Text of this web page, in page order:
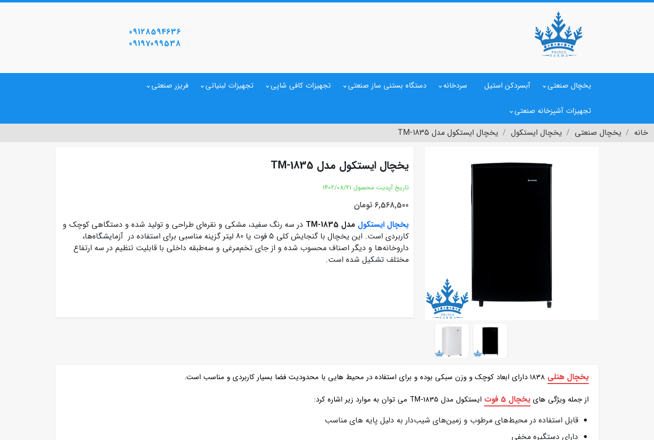
09128594636
09197099538
یخچال صنعتی آبسردکن استیل سردخانه دستگاه بستنی ساز صنعتی تجهیزات کافی شاپی تجهیزات لبنیاتی فریزر صنعتی
تجهیزات آشپزخانه صنعتی
خانه یخچال صنعتی یخچال ایستکول یخچال ایستکول مدل TM-1835
یخچال ایستکول مدل TM-1835
تاریخ آپدیت محصول 1402/08/21
6,568,500 تومان
یخچال ایستکول مدل TM-1835
در سه رنگ سفید، مشکی و نقره‌ای طراحی و تولید شده و دستگاهی کوچک و
کاربردی است. این یخچال با گنجایش کلی 5 فوت یا 80 لیتر گزینه مناسبی برای استفاده در آزمایشگاه‌ها،
داروخانه‌ها و دیگر اصناف محسوب شده و از جای تخم‌مرغی و سه‌طبقه داخلی با قابلیت تنظیم در سه ارتفاع
مختلف تشکیل شده است.
یخچال هتلی
از جمله ویژگی های یخچال 5 فوت ایستکول مدل TM-1835 می توان به موارد زیر اشاره کرد:
قابل استفاده در محیط‌های مرطوب و زمین‌های شیب‌دار به دلیل پایه های مناسب
دارای دستگیره مخفی